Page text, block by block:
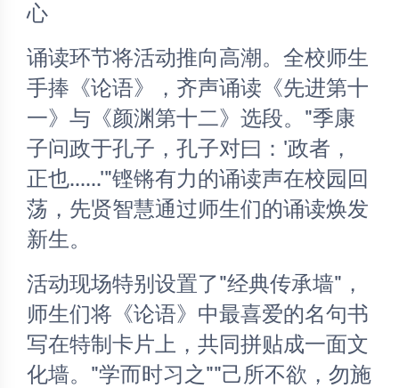
心
诵读环节将活动推向高潮。全校师生
手捧《论语》，齐声诵读《先进第十
一》与《颜渊第十二》选段。"季康
子问政于孔子，孔子对曰：'政者，
正也......'"铿锵有力的诵读声在校园回
荡，先贤智慧通过师生们的诵读焕发
新生。
活动现场特别设置了"经典传承墙"，
师生们将《论语》中最喜爱的名句书
写在特制卡片上，共同拼贴成一面文
化墙。"学而时习之""己所不欲，勿施